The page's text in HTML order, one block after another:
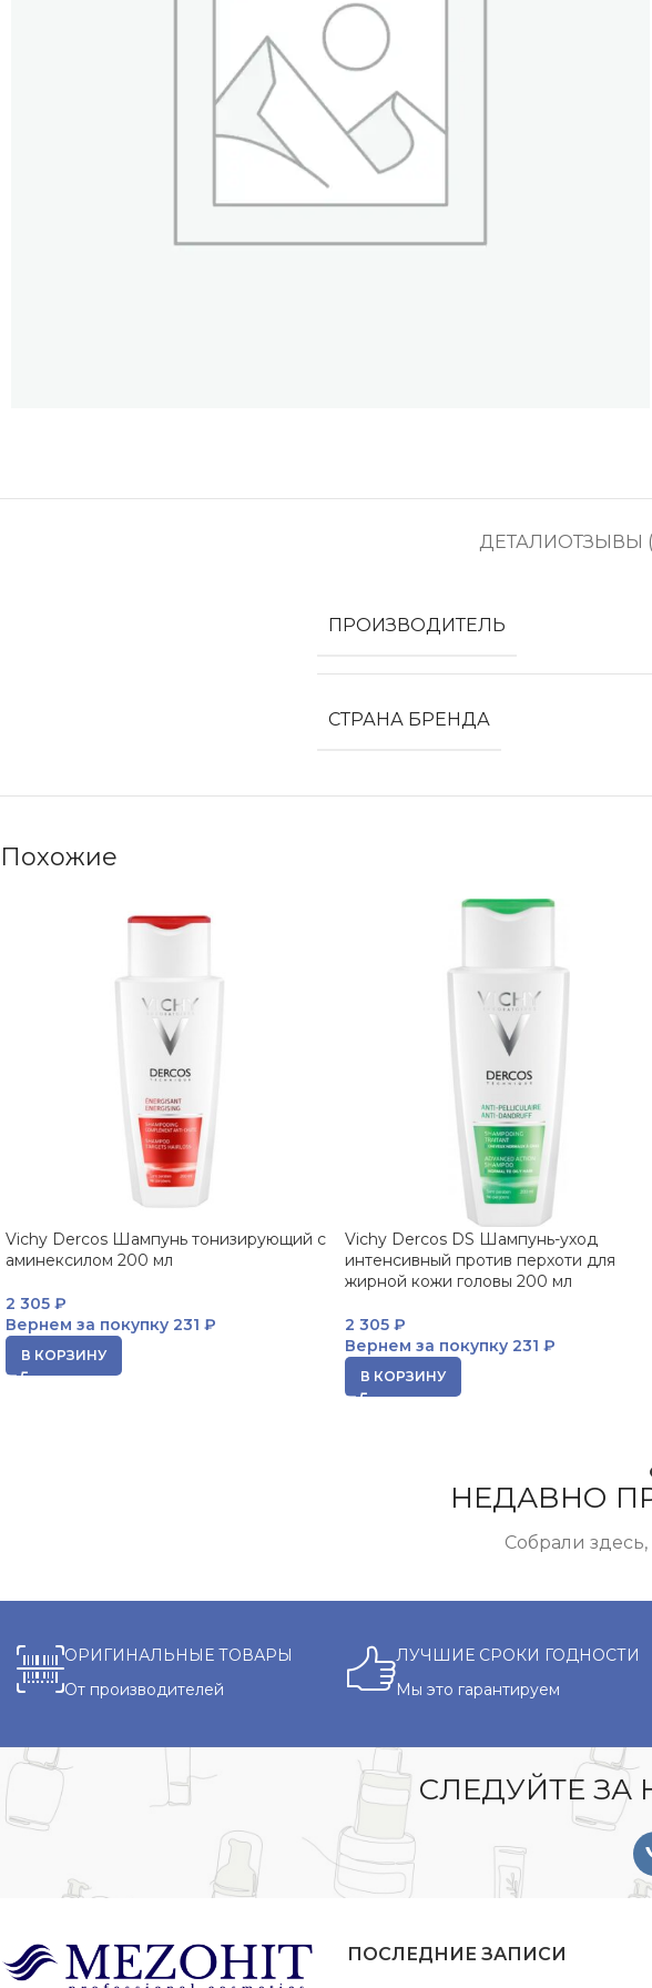
ДЕТАЛИОТЗЫВЫ
ПРОИЗВОДИТЕЛЬ
СТРАНА БРЕНДА
Похожие
Vichy Dercos Шампунь тонизирующий с
аминексилом 200 мл
2 305 ₽
Вернем за покупку 231 ₽
В КОРЗИНУ
Vichy Dercos DS Шампунь-уход
интенсивный против перхоти для
жирной кожи головы 200 мл
2 305 ₽
Вернем за покупку231 ₽
В КОРЗИНУ
НЕДАВНО
Собрали
ОРИГИНАЛЬНЫЕ ТОВАРЫ
От производителей
ЛУЧШИЕ СРОКИ ГОДНОСТИ
Мы это гарантируем
СЛЕДУЙТЕ ЗА
ПОСЛЕДНИЕ ЗАПИСИ